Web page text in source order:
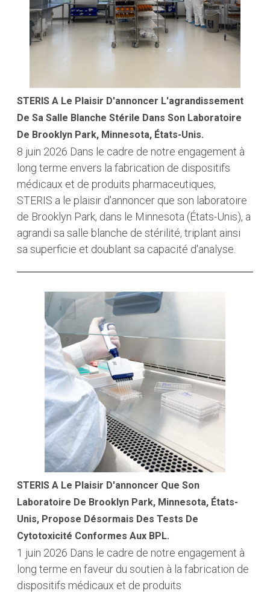
STERIS A Le Plaisir D'annoncer L'agrandissement
De Sa Salle Blanche Stérile Dans Son Laboratoire
De Brooklyn Park, Minnesota, États-Unis.
8 juin 2026 Dans le cadre de notre engagement à
long terme envers la fabrication de dispositifs
médicaux et de produits pharmaceutiques,
STERIS a le plaisir d'annoncer que son laboratoire
de Brooklyn Park, dans le Minnesota (États-Unis), a
agrandi sa salle blanche de stérilité, triplant ainsi
sa superficie et doublant sa capacité d'analyse.
STERIS A Le Plaisir D'annoncer Que Son
Laboratoire De Brooklyn Park, Minnesota, États-
Unis, Propose Désormais Des Tests De
Cytotoxicité Conformes Aux BPL.
1 juin 2026 Dans le cadre de notre engagement à
long terme en faveur du soutien à la fabrication de
dispositifs médicaux et de produits